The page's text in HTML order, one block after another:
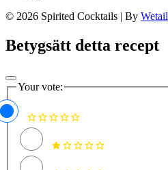
© 2026 Spirited Cocktails | By Wetail
Betygsätt detta recept
Your vote: